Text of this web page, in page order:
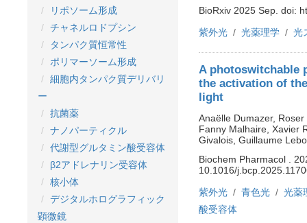
リポソーム形成
チャネルロドプシン
タンパク質恒常性
ポリマーソーム形成
細胞内タンパク質デリバリ
ー
抗菌薬
ナノパーティクル
代謝型グルタミン酸受容体
β2アドレナリン受容体
核小体
デジタルホログラフィック
顕微鏡
BioRxiv 2025 Sep. doi:
紫外光
光薬理学 光
A photoswitchable
the activation of
light
Anaëlle Dumazer,
Fanny Malhaire, Xavier
Givalois, Guillaume
Biochem Pharmacol .
10.1016/
紫外光
青色光
光薬
酸受容体